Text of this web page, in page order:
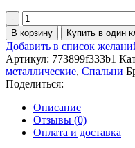
Количество
товара
Кровать
Волна
1У
В корзину Купить в один
Добавить в список
Артикул: 773899f333b1
металлические, Спальни
Поделиться:
Описание
Отзывы (0)
Оплата и доставка